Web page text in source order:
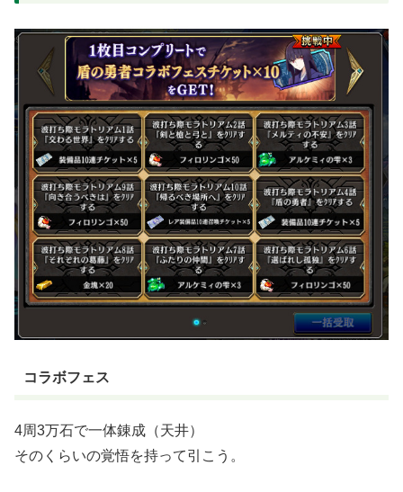
コラボフェス
4周3万石で一体錬成（天井）
そのくらいの覚悟を持って引こう。